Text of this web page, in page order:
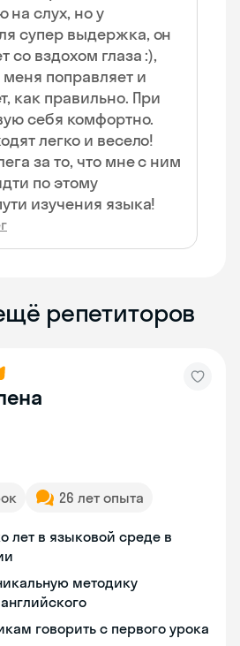
на слух, но у
супер выдержка, он
со вздохом глаза :),
меня поправляет и
как правильно. При
себя комфортно.
легко и весело!
за то, что мне с ним
по этому
изучения языка!
репетиторов
26 лет опыта
лет в языковой среде в
методику
говорить с первого урока